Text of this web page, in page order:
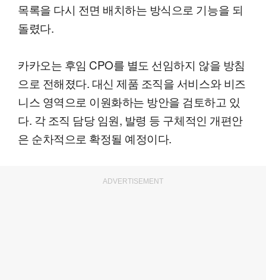
목록을 다시 전면 배치하는 방식으로 기능을 되
돌렸다.
카카오는 후임 CPO를 별도 선임하지 않을 방침
으로 전해졌다. 대신 제품 조직을 서비스와 비즈
니스 영역으로 이원화하는 방안을 검토하고 있
다. 각 조직 담당 임원, 발령 등 구체적인 개편안
은 순차적으로 확정될 예정이다.
ADVERTISEMENT